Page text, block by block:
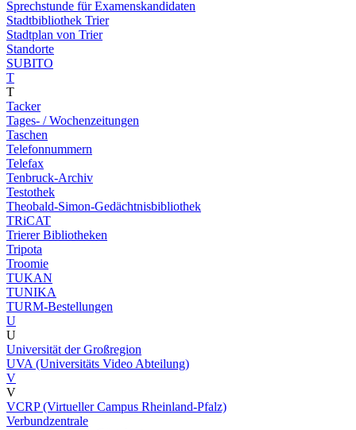
Sprechstunde für Examenskandidaten
Stadtbibliothek Trier
Stadtplan von Trier
Standorte
SUBITO
T
T
Tacker
Tages- / Wochenzeitungen
Taschen
Telefonnummern
Telefax
Tenbruck-Archiv
Testothek
Theobald-Simon-Gedächtnisbibliothek
TRiCAT
Trierer Bibliotheken
Tripota
Troomie
TUKAN
TUNIKA
TURM-Bestellungen
U
U
Universität der Großregion
UVA (Universitäts Video Abteilung)
V
V
VCRP (Virtueller Campus Rheinland-Pfalz)
Verbundzentrale